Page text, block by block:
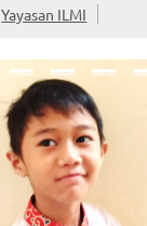
Yayasan ILMI